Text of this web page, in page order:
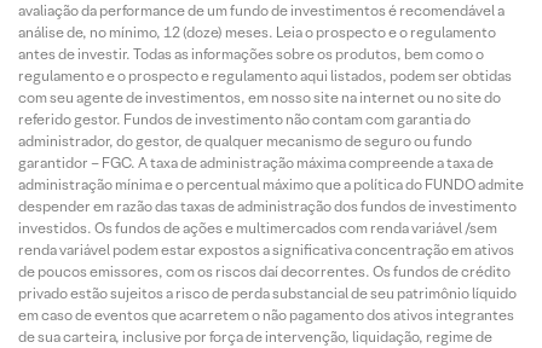
avaliação da performance de um fundo de investimentos é recomendável a
análise de, no mínimo, 12 (doze) meses. Leia o prospecto e o regulamento
antes de investir. Todas as informações sobre os produtos, bem como o
regulamento e o prospecto e regulamento aqui listados, podem ser obtidas
com seu agente de investimentos, em nosso site na internet ou no site do
referido gestor. Fundos de investimento não contam com garantia do
administrador, do gestor, de qualquer mecanismo de seguro ou fundo
garantidor – FGC. A taxa de administração máxima compreende a taxa de
administração mínima e o percentual máximo que a política do FUNDO admite
despender em razão das taxas de administração dos fundos de investimento
investidos. Os fundos de ações e multimercados com renda variável /sem
renda variável podem estar expostos a significativa concentração em ativos
de poucos emissores, com os riscos daí decorrentes. Os fundos de crédito
privado estão sujeitos a risco de perda substancial de seu patrimônio líquido
em caso de eventos que acarretem o não pagamento dos ativos integrantes
de sua carteira, inclusive por força de intervenção, liquidação, regime de